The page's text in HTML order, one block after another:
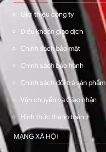
Giới thiệu công ty
Điều khoản giao dịch
Chính sách bảo mật
Chính sách bảo hành
Chính sách đổi trả sản phẩm
Vận chuyển và Giao nhận
Hình thức thanh toán
MẠNG XÃ HỘI